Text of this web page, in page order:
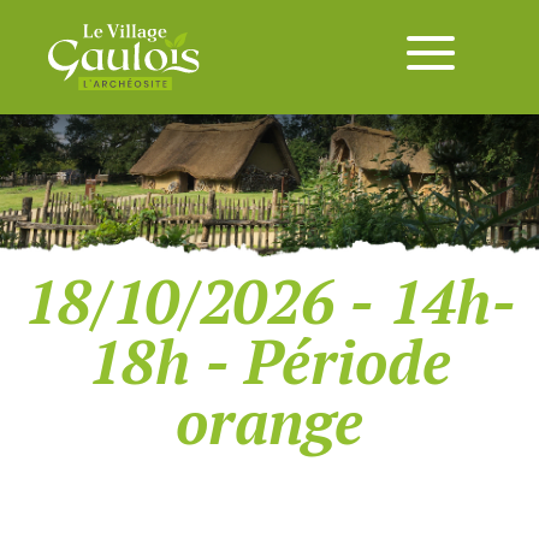
18/10/2026 - 14h-
18h - Période
orange